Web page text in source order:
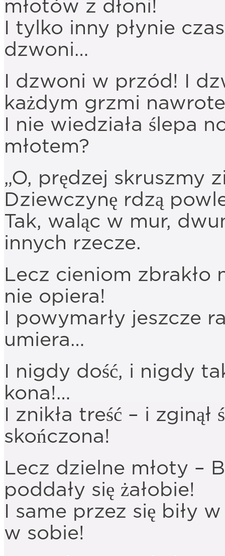
młotów z dłoni!
I tylko inny płynie
dzwoni…
I dzwoni w przód! I
każdym grzmi
I nie wiedziała ślepa
młotem?
„O, prędzej skruszmy
Dziewczynę rdzą
Tak, waląc w mur,
innych rzecze.
Lecz cieniom zbrakło
nie opiera!
I powymarły jeszcze
umiera…
I nigdy dość, i nigdy
kona!…
I znikła treść – i
skończona!
Lecz dzielne młoty –
poddały się żałobie!
I same przez się biły
w sobie!